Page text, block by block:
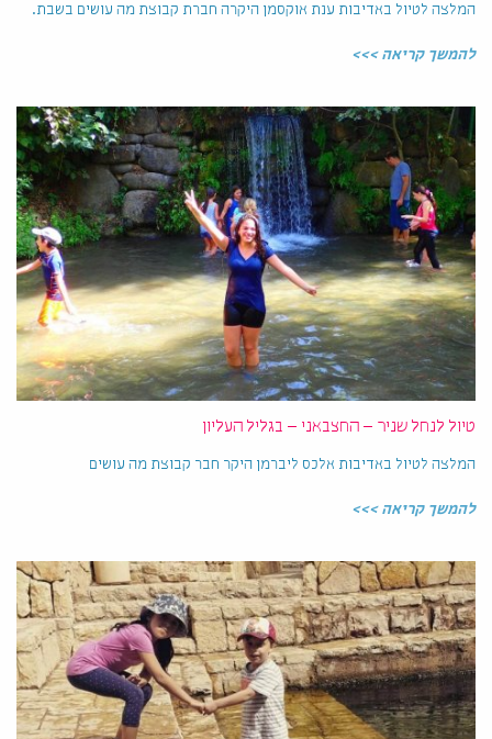
המלצה לטיול באדיבות ענת אוקסמן היקרה חברת קבוצת מה עושים בשבת.
להמשך קריאה >>>
טיול לנחל שניר – החצבאני – בגליל העליון
המלצה לטיול באדיבות אלכס ליברמן היקר חבר קבוצת מה עושים
להמשך קריאה >>>